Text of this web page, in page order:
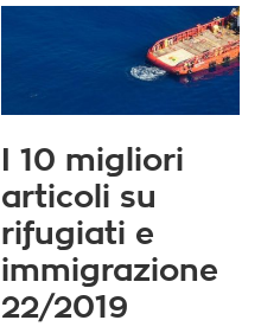
I 10 migliori
articoli su
rifugiati e
immigrazione
22/2019